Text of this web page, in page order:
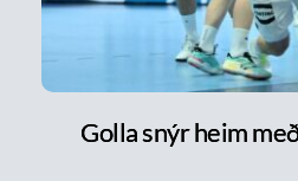
Golla snýr heim